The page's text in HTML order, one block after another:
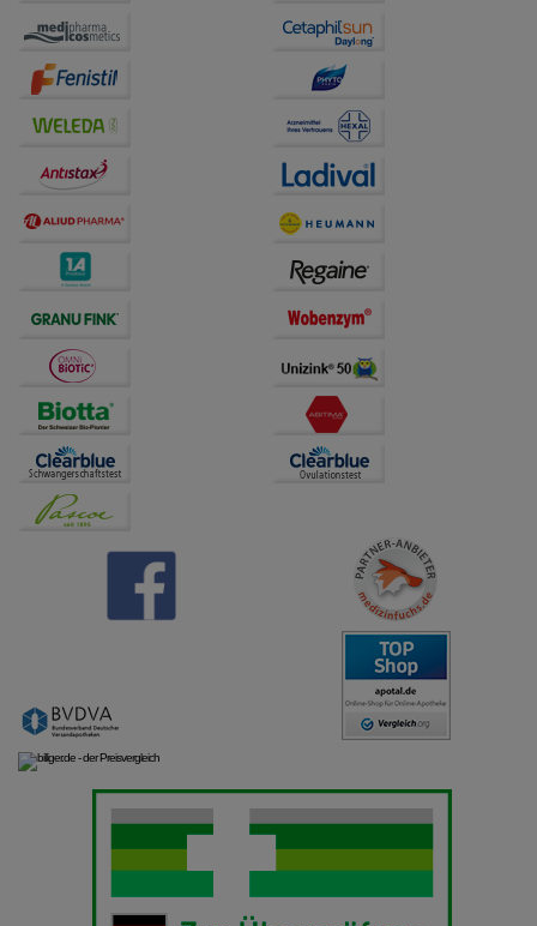
auf unserer Website aber auch die Werbung auf
Drittseiten möglichst relevant für Sie zu gestalten.
Bitte beachten Sie, dass Daten hierfür teilweise an
Dritte wie z.B. Google oder soziale Medien
übertragen werden.